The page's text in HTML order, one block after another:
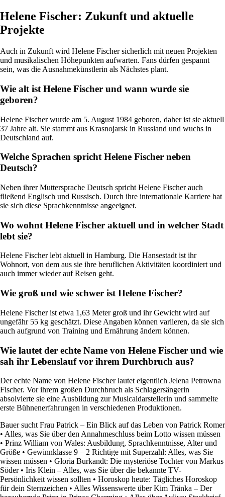
Helene Fischer: Zukunft und aktuelle
Projekte
Auch in Zukunft wird Helene Fischer sicherlich mit neuen Projekten
und musikalischen Höhepunkten aufwarten. Fans dürfen gespannt
sein, was die Ausnahmekünstlerin als Nächstes plant.
Wie alt ist Helene Fischer und wann wurde sie
geboren?
Helene Fischer wurde am 5. August 1984 geboren, daher ist sie aktuell
37 Jahre alt. Sie stammt aus Krasnojarsk in Russland und wuchs in
Deutschland auf.
Welche Sprachen spricht Helene Fischer neben
Deutsch?
Neben ihrer Muttersprache Deutsch spricht Helene Fischer auch
fließend Englisch und Russisch. Durch ihre internationale Karriere hat
sie sich diese Sprachkenntnisse angeeignet.
Wo wohnt Helene Fischer aktuell und in welcher Stadt
lebt sie?
Helene Fischer lebt aktuell in Hamburg. Die Hansestadt ist ihr
Wohnort, von dem aus sie ihre beruflichen Aktivitäten koordiniert und
auch immer wieder auf Reisen geht.
Wie groß und wie schwer ist Helene Fischer?
Helene Fischer ist etwa 1,63 Meter groß und ihr Gewicht wird auf
ungefähr 55 kg geschätzt. Diese Angaben können variieren, da sie sich
auch aufgrund von Training und Ernährung ändern können.
Wie lautet der echte Name von Helene Fischer und wie
sah ihr Lebenslauf vor ihrem Durchbruch aus?
Der echte Name von Helene Fischer lautet eigentlich Jelena Petrowna
Fischer. Vor ihrem großen Durchbruch als Schlagersängerin
absolvierte sie eine Ausbildung zur Musicaldarstellerin und sammelte
erste Bühnenerfahrungen in verschiedenen Produktionen.
Bauer sucht Frau Patrick – Ein Blick auf das Leben von Patrick Romer
• Alles, was Sie über den Annahmeschluss beim Lotto wissen müssen
• Prinz William von Wales: Ausbildung, Sprachkenntnisse, Alter und
Größe • Gewinnklasse 9 – 2 Richtige mit Superzahl: Alles, was Sie
wissen müssen • Gloria Burkandt: Die mysteriöse Tochter von Markus
Söder• Iris Klein – Alles, was Sie über die bekannte TV-
Persönlichkeit wissen sollten • Horoskop heute: Tägliches Horoskop
für dein Sternzeichen • Alles Wissenswerte über Kim Tränka – Der